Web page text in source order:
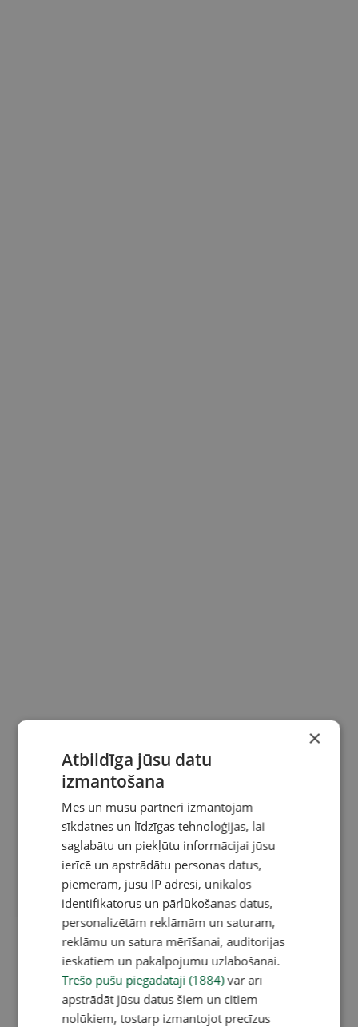
×
Atbildīga jūsu datu
izmantošana
Mēs un mūsu partneri izmantojam
sīkdatnes un līdzīgas tehnoloģijas, lai
saglabātu un piekļūtu informācijai jūsu
ierīcē un apstrādātu personas datus,
piemēram, jūsu IP adresi, unikālos
identifikatorus un pārlūkošanas datus,
personalizētām reklāmām un saturam,
reklāmu un satura mērīšanai, auditorijas
ieskatiem un pakalpojumu uzlabošanai.
Trešo pušu piegādātāji (1884)var arī
apstrādāt jūsu datus šiem un citiem
nolūkiem, tostarp izmantojot precīzus